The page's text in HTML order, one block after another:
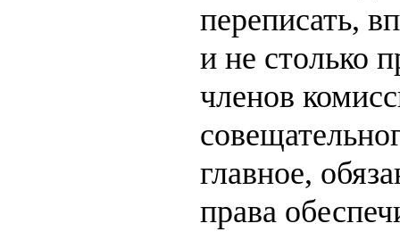
переписать,
и не столько
членов
главное,
права